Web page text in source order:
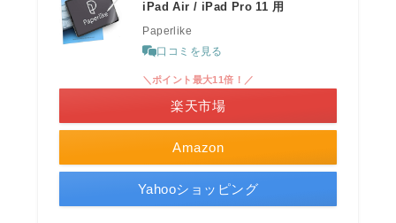
iPad Air / iPad Pro 11 用
Paperlike
口コミを見る
Amazon
＼ポイント最大11倍！／
楽天市場
Yahooショッピング